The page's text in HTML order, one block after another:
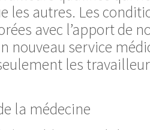
les autres. Les
avec l’apport de
nouveau service
les
la médecine